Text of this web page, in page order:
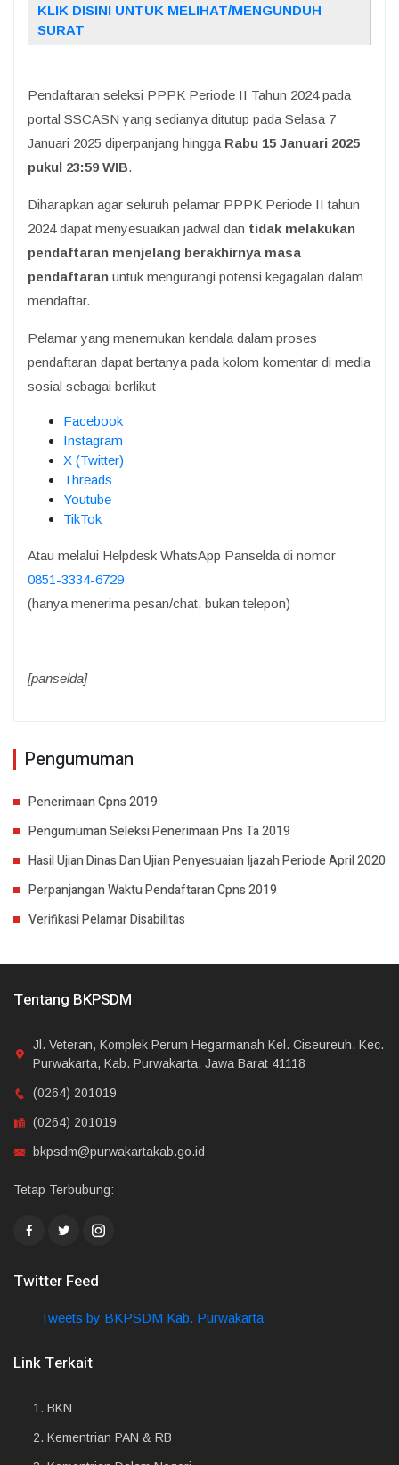
KLIK DISINI UNTUK MELIHAT/MENGUNDUH
SURAT
Pendaftaran seleksi PPPK Periode II Tahun 2024 pada
portal SSCASN yang sedianya ditutup pada Selasa 7
Januari 2025 diperpanjang hingga Rabu 15 Januari 2025
pukul 23:59 WIB.
Diharapkan agar seluruh pelamar PPPK Periode II tahun
2024 dapat menyesuaikan jadwal dan tidak melakukan
pendaftaran menjelang berakhirnya masa
pendaftaran untuk mengurangi potensi kegagalan dalam
mendaftar.
Pelamar yang menemukan kendala dalam proses
pendaftaran dapat bertanya pada kolom komentar di media
sosial sebagai berlikut
Facebook
Instagram
X (Twitter)
Threads
Youtube
TikTok
Atau melalui Helpdesk WhatsApp Panselda di nomor
0851-3334-6729
(hanya menerima pesan/chat, bukan telepon)
[panselda]
Pengumuman
Penerimaan Cpns 2019
Pengumuman Seleksi Penerimaan Pns Ta 2019
Hasil Ujian Dinas Dan Ujian Penyesuaian Ijazah Periode April 2020
Perpanjangan Waktu Pendaftaran Cpns 2019
Verifikasi Pelamar Disabilitas
Tentang BKPSDM
Jl. Veteran, Komplek Perum Hegarmanah Kel. Ciseureuh, Kec.
Purwakarta, Kab. Purwakarta, Jawa Barat 41118
(0264) 201019
(0264) 201019
bkpsdm@purwakartakab.go.id
Tetap Terbubung:
Twitter Feed
Tweets by BKPSDM Kab. Purwakarta
Link Terkait
1. BKN
2. Kementrian PAN & RB